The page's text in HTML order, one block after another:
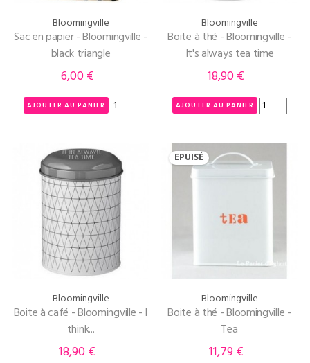
Bloomingville
Sac en papier - Bloomingville -
black triangle
Prix
6,00 €
AJOUTER AU PANIER
Bloomingville
Boite à thé - Bloomingville -
It's always tea time
Prix
18,90 €
AJOUTER AU PANIER
Bloomingville
Boite à café - Bloomingville - I
think...
Prix
18,90 €
EPUISÉ
Bloomingville
Boite à thé - Bloomingville -
Tea
Prix
11,79 €